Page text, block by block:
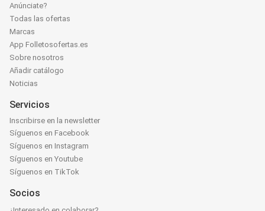
Anúnciate?
Todas las ofertas
Marcas
App Folletosofertas.es
Sobre nosotros
Añadir catálogo
Noticias
Servicios
Inscribirse en la newsletter
Síguenos en Facebook
Síguenos en Instagram
Síguenos en Youtube
Síguenos en TikTok
Socios